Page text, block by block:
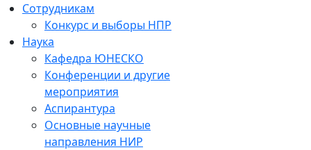
Сотрудникам
Конкурс и выборы НПР
Наука
Кафедра ЮНЕСКО
Конференции и другие
мероприятия
Аспирантура
Основные научные
направления НИР